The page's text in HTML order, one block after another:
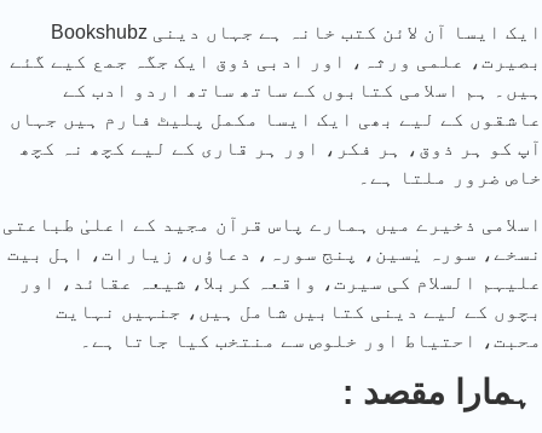
Bookshubz ایک ایسا آن لائن کتب خانہ ہے جہاں دینی
بصیرت، علمی ورثہ، اور ادبی ذوق ایک جگہ جمع کیے گئے
ہیں۔ ہم اسلامی کتابوں کے ساتھ ساتھ اردو ادب کے
عاشقوں کے لیے بھی ایک ایسا مکمل پلیٹ فارم ہیں جہاں
آپ کو ہر ذوق، ہر فکر، اور ہر قاری کے لیے کچھ نہ کچھ
خاص ضرور ملتا ہے۔
اسلامی ذخیرے میں ہمارے پاس قرآن مجید کے اعلیٰ طباعتی
نسخے، سورہ یٰسین، پنج سورہ، دعاؤں، زیارات، اہل بیت
علیہم السلام کی سیرت، واقعہ کربلا، شیعہ عقائد، اور
بچوں کے لیے دینی کتابیں شامل ہیں، جنہیں نہایت
محبت، احتیاط اور خلوص سے منتخب کیا جاتا ہے۔